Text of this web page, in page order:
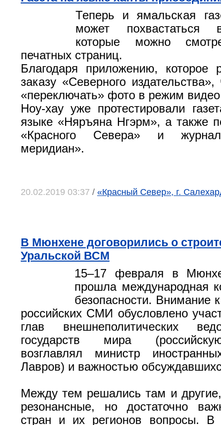
Теперь и ямальская
может похвастаться
которые можно
печатных страниц.
Благодаря приложению, которое
заказу «Северного издательства»,
«переключать» фото в режим
Ноу-хау уже протестировали
языке «Няръяна Нгэрм», а также
«Красного Севера» и
меридиан».
20.02.2019 03:37 / «Красный Север», г.
В Мюнхене договорились о
Уральской ВСМ
15–17 февраля в
прошла международная
безопасности. Внимание
российских СМИ обусловлено
глав внешнеполитических
государств мира
возглавлял министр
Лавров) и важностью
Между тем решались там и
резонансные, но достаточно
стран и их регионов вопросы. В